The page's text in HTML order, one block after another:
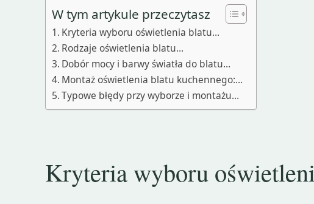
W tym artykule przeczytasz
Kryteria wyboru oświetlenia blatu…
Rodzaje oświetlenia blatu…
Dobór mocy i barwy światła do blatu…
Montaż oświetlenia blatu kuchennego:…
Typowe błędy przy wyborze i montażu…
Kryteria wyboru